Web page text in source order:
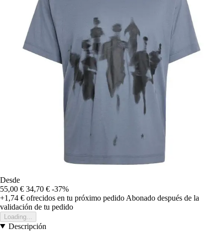
Desde
55,00 € 34,70 € -37%
+1,74 € ofrecidos en tu próximo pedido Abonado después de la
validación de tu pedido
Loading...
Descripción